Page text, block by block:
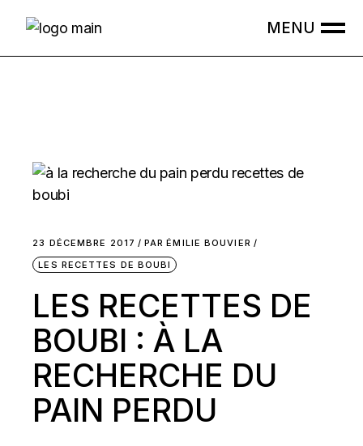
23 DÉCEMBRE 2017 PAR ÉMILIE BOUVIER
LES RECETTES DE BOUBI
LES RECETTES DE
BOUBI : À LA
RECHERCHE DU
PAIN PERDU